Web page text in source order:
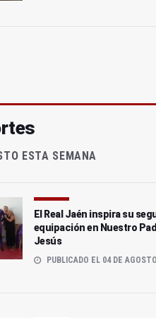
ESTA SEMANA
El Real Jaén inspira su
equipación en Nuestro
Jesús
PUBLICADO EL 04 DE